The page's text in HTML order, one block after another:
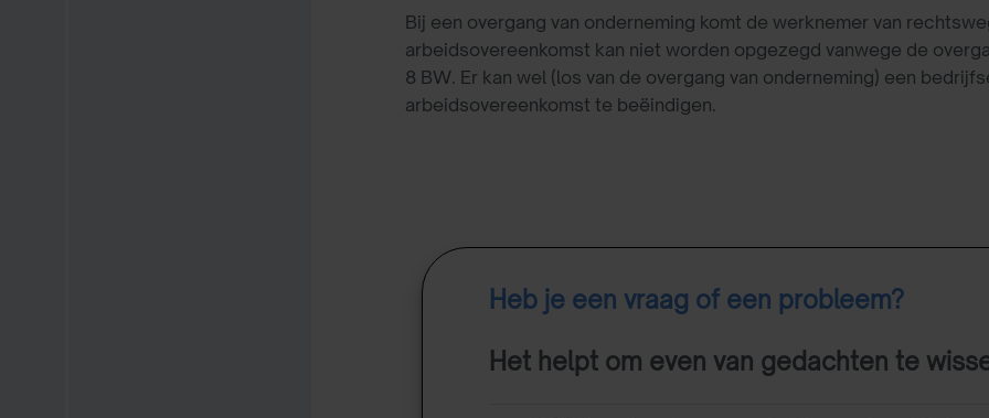
Bij een overgang van onderneming komt de werknemer van
arbeidsovereenkomst kan niet worden opgezegd vanwege de
8 BW. Er kan wel (los van de overgang van onderneming) een
arbeidsovereenkomst te beëindigen.
Heb je een vraag of een probleem?
Het helpt om even van gedachten te